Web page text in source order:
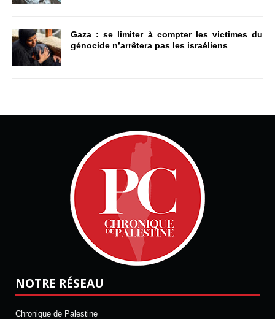
Gaza : se limiter à compter les victimes du
génocide n’arrêtera pas les israéliens
NOTRE RÉSEAU
Chronique de Palestine